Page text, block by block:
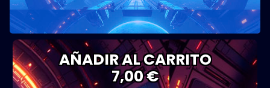
AÑADIR AL CARRITO
7,00 €